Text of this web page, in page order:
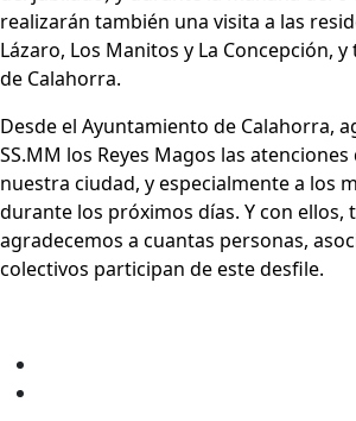
realizarán también una visita a las
Lázaro, Los Manitos y La Concepción,
de Calahorra.
Desde el Ayuntamiento de Calahorra,
SS.MM los Reyes Magos las
nuestra ciudad, y especialmente a los
durante los próximos días. Y con ellos,
agradecemos a cuantas personas,
colectivos participan de este desfile.